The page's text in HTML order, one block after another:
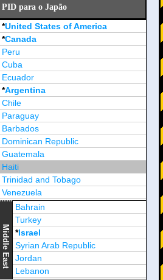
PID para o Japão
*United States of America
*Canada
Peru
Cuba
Ecuador
*Argentina
Chile
Paraguay
Barbados
Dominican Republic
Guatemala
Haiti
Trinidad and Tobago
Venezuela
Jamaica
Middle East
Bahrain
Turkey
*Israel
Syrian Arab Republic
Jordan
Lebanon